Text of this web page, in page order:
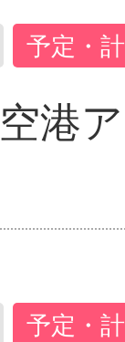
予定・
港
予定・